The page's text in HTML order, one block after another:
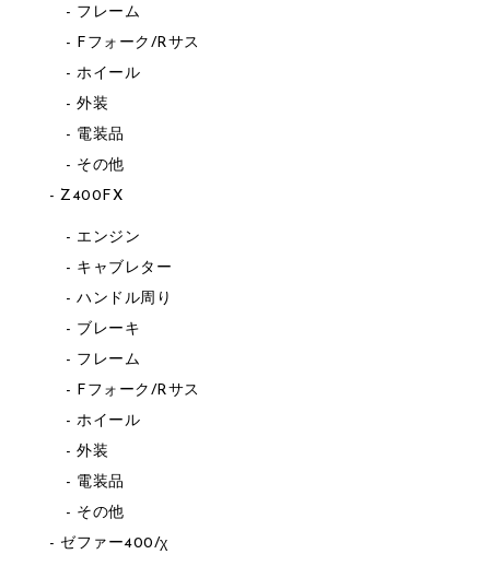
フレーム
Fフォーク/Rサス
ホイール
外装
電装品
その他
Z400FX
エンジン
キャブレター
ハンドル周り
ブレーキ
フレーム
Fフォーク/Rサス
ホイール
外装
電装品
その他
ゼファー400/χ